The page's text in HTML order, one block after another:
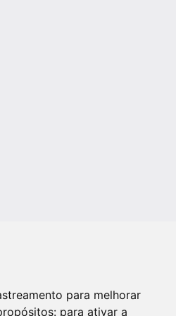
para melhorar
para ativar a